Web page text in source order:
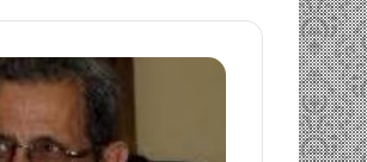
ومضة